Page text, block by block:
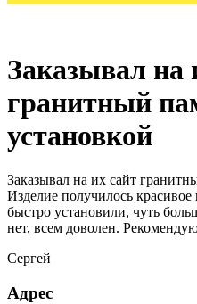
Заказывал на
гранитный
установкой
Заказывал на их сайт
Изделие получилось красивое
быстро установили, чуть
нет, всем доволен.
Сергей
Адрес